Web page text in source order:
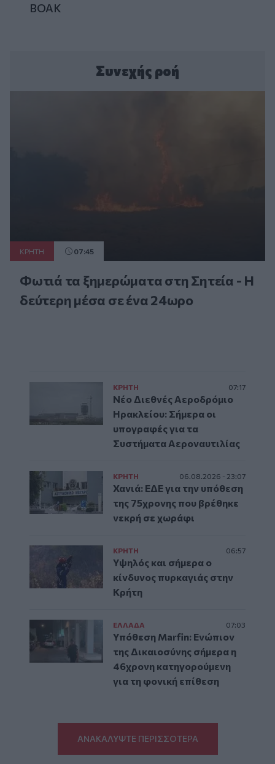
ΒΟΑΚ
Συνεχής ροή
ΚΡΗΤΗ 07:45
Φωτιά τα ξημερώματα στη Σητεία - Η
δεύτερη μέσα σε ένα 24ωρο
ΚΡΗΤΗ 07:17
Νέο Διεθνές Αεροδρόμιο
Ηρακλείου: Σήμερα οι
υπογραφές για τα
Συστήματα Αεροναυτιλίας
ΚΡΗΤΗ 06.08.2026 - 23:07
Χανιά: ΕΔΕ για την υπόθεση
της 75χρονης που βρέθηκε
νεκρή σε χωράφι
ΚΡΗΤΗ 06:57
Υψηλός και σήμερα ο
κίνδυνος πυρκαγιάς στην
Κρήτη
ΕΛΛAΔΑ 07:03
Υπόθεση Marfin: Ενώπιον
της Δικαιοσύνης σήμερα η
46χρονη κατηγορούμενη
για τη φονική επίθεση
ΑΝΑΚΑΛΥΨΤΕ ΠΕΡΙΣΣΟΤΕΡΑ